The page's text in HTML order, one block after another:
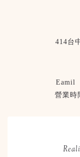
414台
Eamil
營業時